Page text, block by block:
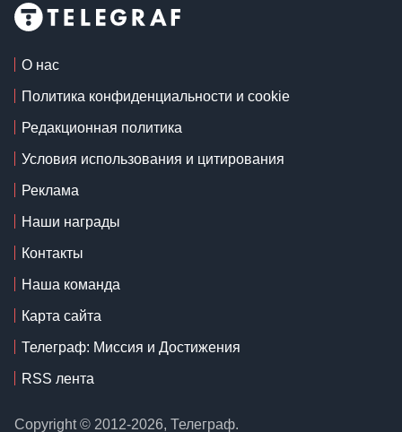
О нас
Политика конфиденциальности и cookie
Редакционная политика
Условия использования и цитирования
Реклама
Наши награды
Контакты
Наша команда
Карта сайта
Телеграф: Миссия и Достижения
RSS лента
Copyright © 2012-2026, Телеграф.